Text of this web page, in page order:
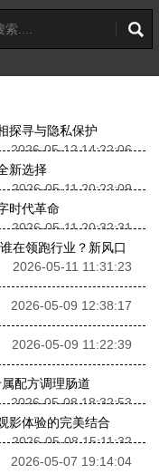
探寻与隐私保护
2026-05-12 14:22:06
新选择
2026-05-11 20:23:09
时代革命
2026-05-11 20:32:31
在领跑行业？新风口
2026-05-11 11:31:23
2026-05-09 12:38:17
2026-05-09 11:22:39
配方调理肠道
2026-05-08 18:32:53
影体验的完美结合
2026-05-08 15:11:32
2026-05-07 19:14:04